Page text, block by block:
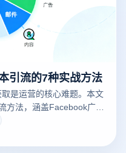
引流的7种实战方法
是运营的核心难题。本文
法，涵盖Facebook广告
内容营销、红人合作、邮
，帮助独立站运营者以有
和用户终身价值。